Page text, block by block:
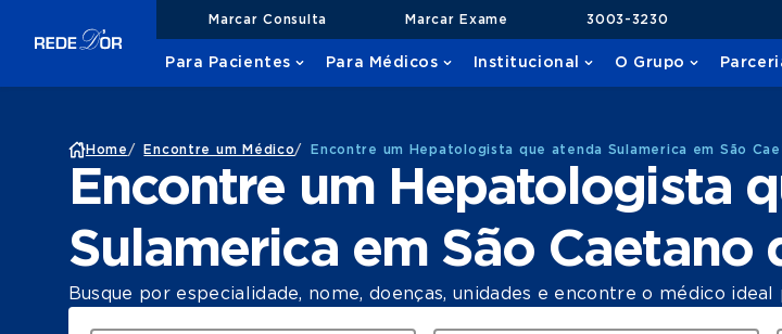
Marcar Consulta Marcar Exame 3003-3230
Para Pacientes Para Médicos Institucional O Grupo
Home / Encontre um Médico/ Encontre um Hepatologista que atenda Sulamerica em São
Encontre um Hepatologista
Sulamerica em São Caetano
Busque por especialidade, nome, doenças, unidades e encontre o médico ideal